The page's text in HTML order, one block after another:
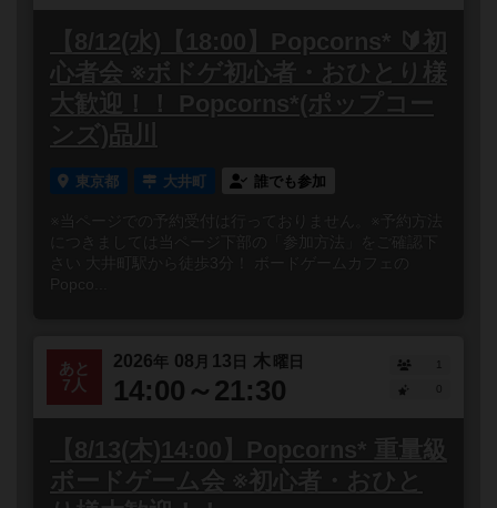
【8/12(水)【18:00】Popcorns* 🔰初
心者会 ※ボドゲ初心者・おひとり様
大歓迎！！ Popcorns*(ポップコー
ンズ)品川
東京都 大井町 誰でも参加
※当ページでの予約受付は行っておりません。※予約方法
につきましては当ページ下部の「参加方法」をご確認下
さい 大井町駅から徒歩3分！ ボードゲームカフェの
Popco...
あと
7人
2026年 08 月 13 日 木曜日
14:00～21:30
1
【8/13(木)14:00】Popcorns* 重量級
ボードゲーム会 ※初心者・おひと